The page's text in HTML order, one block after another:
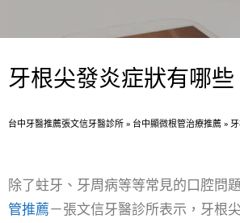
牙根尖發炎症狀有哪些
台中牙醫推薦張文信牙醫診所 » 台中顯微根管治療推薦 »
除了蛀牙、牙周病等等常見的口腔問
管推薦－張文信牙醫診所表示，牙根